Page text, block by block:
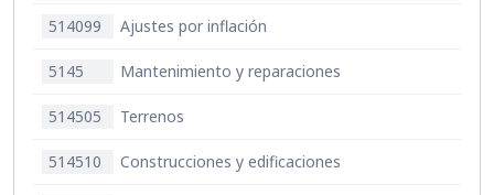
514099 Ajustes por inflación
5145 Mantenimiento y reparaciones
514505 Terrenos
514510 Construcciones y edificaciones